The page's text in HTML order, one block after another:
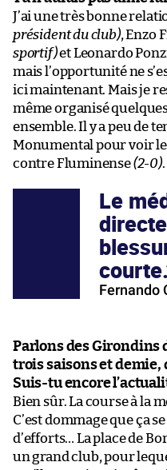
J’ai une très bonne
président du club), Enzo
sportif)et Leonardo
mais l’opportunité ne
ici maintenant. Mais je
même organisé
ensemble. Il y a peu de
Monumental pour voir
contre Fluminense(2-0).
Le
Fernando
Parlons des Girondins
trois saisons et demie,
Suis-tu encore
Bien sûr. La course à la
C’est dommage que ça
d’efforts… La place de
un grand club, pour